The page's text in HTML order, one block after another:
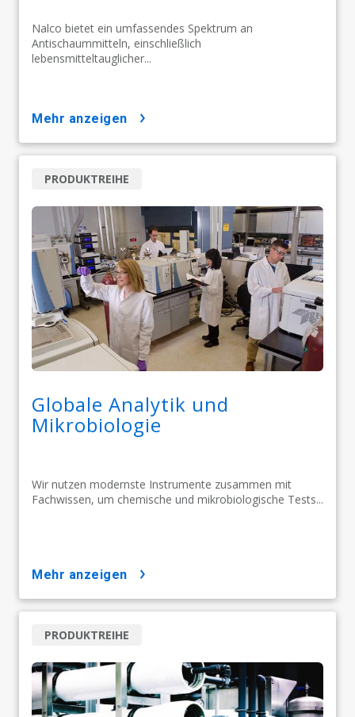
Nalco bietet ein umfassendes Spektrum an
Antischaummitteln, einschließlich
lebensmitteltauglicher...
mehr anzeigen
Globale Analytik und
Mikrobiologie
Wir nutzen modernste Instrumente zusammen mit
Fachwissen, um chemische und mikrobiologische Tests...
PRODUKTREIHE
mehr anzeigen
PRODUKTREIHE